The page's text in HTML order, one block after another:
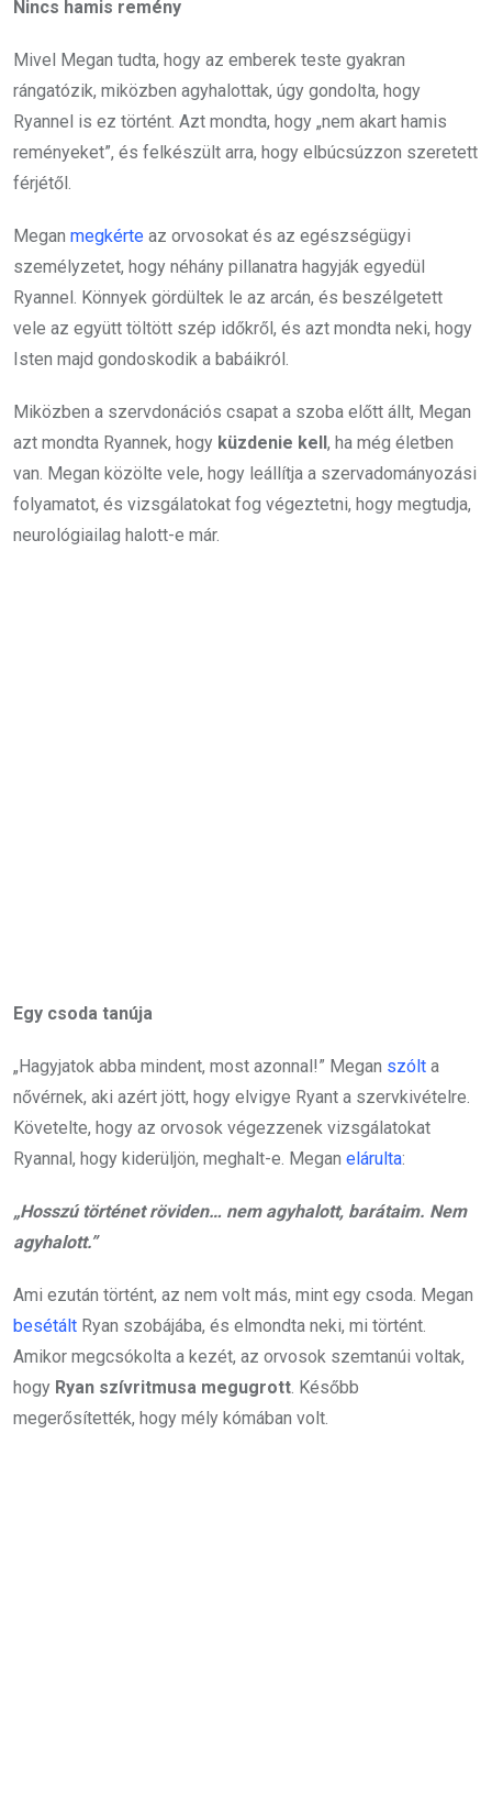
Nincs hamis remény
Mivel Megan tudta, hogy az emberek teste gyakran
rángatózik, miközben agyhalottak, úgy gondolta, hogy
Ryannel is ez történt. Azt mondta, hogy „nem akart hamis
reményeket”, és felkészült arra, hogy elbúcsúzzon szeretett
férjétől.
Megan megkérte az orvosokat és az egészségügyi
személyzetet, hogy néhány pillanatra hagyják egyedül
Ryannel. Könnyek gördültek le az arcán, és beszélgetett
vele az együtt töltött szép időkről, és azt mondta neki, hogy
Isten majd gondoskodik a babáikról.
Miközben a szervdonációs csapat a szoba előtt állt, Megan
azt mondta Ryannek, hogy küzdenie kell, ha még életben
van. Megan közölte vele, hogy leállítja a szervadományozási
folyamatot, és vizsgálatokat fog végeztetni, hogy megtudja,
neurológiailag halott-e már.
Egy csoda tanúja
„Hagyjatok abba mindent, most azonnal!” Megan szólt a
nővérnek, aki azért jött, hogy elvigye Ryant a szervkivételre.
Követelte, hogy az orvosok végezzenek vizsgálatokat
Ryannal, hogy kiderüljön, meghalt-e. Megan elárulta:
„Hosszú történet röviden… nem agyhalott, barátaim. Nem
agyhalott.”
Ami ezután történt, az nem volt más, mint egy csoda. Megan
besétált Ryan szobájába, és elmondta neki, mi történt.
Amikor megcsókolta a kezét, az orvosok szemtanúi voltak,
hogy Ryan szívritmusa megugrott . Később
megerősítették, hogy mély kómában volt.